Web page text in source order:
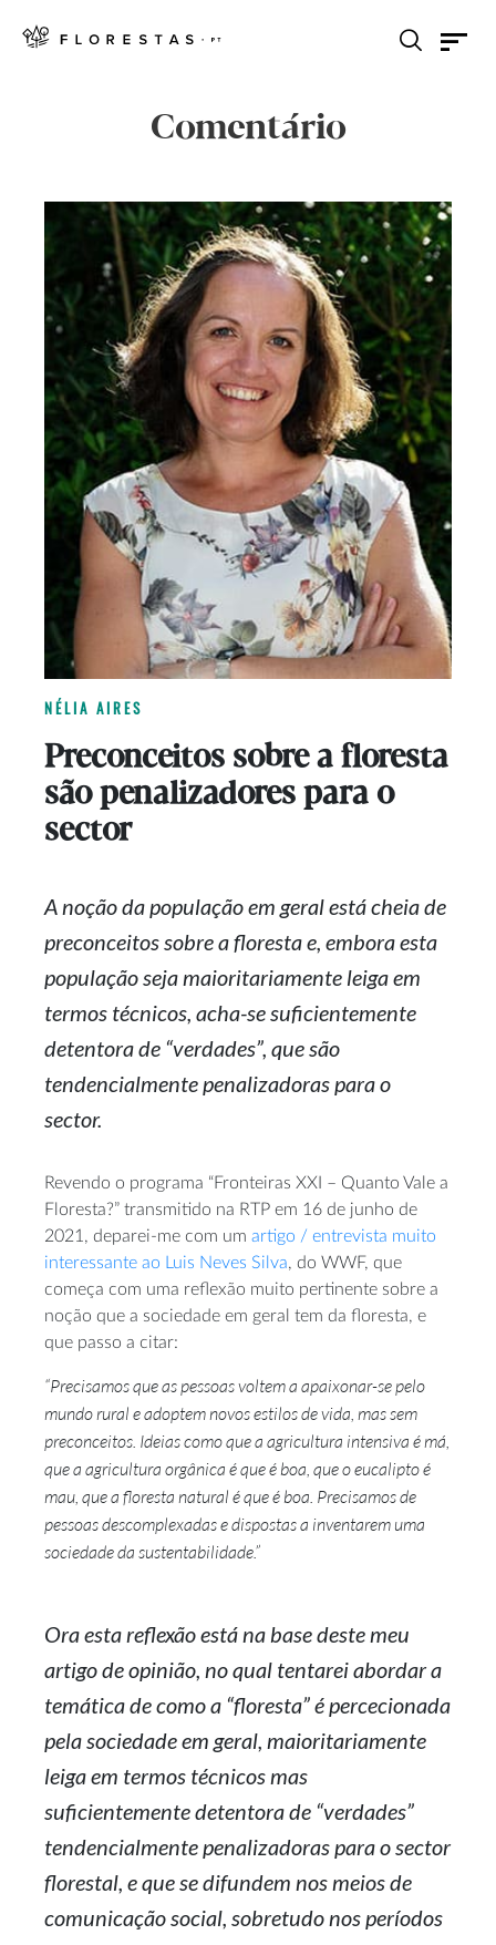
Comentário
NÉLIA AIRES
Preconceitos sobre a floresta
são penalizadores para o
sector
A noção da população em geral está cheia de
preconceitos sobre a floresta e, embora esta
população seja maioritariamente leiga em
termos técnicos, acha-sesuficientemente
detentora de “verdades”, que são
tendencialmente penalizadoras para o
sector.
Revendo o programa “Fronteiras XXI – Quanto Vale a
Floresta?” transmitido na RTP em 16 de junho de
2021, deparei-me com um artigo / entrevista muito
interessante ao Luis Neves Silva, do WWF, que
começa com uma reflexão muito pertinente sobre a
noção que a sociedade em geral tem da floresta, e
que passo a citar:
“Precisamos que as pessoas voltem a apaixonar-sepelo
mundo rural e adoptem novos estilos de vida, mas sem
preconceitos. Ideias como que a agricultura intensiva é má,
que a agricultura orgânica é que é boa, que o eucalipto é
mau, que a floresta natural é que é boa. Precisamos de
pessoas descomplexadas e dispostas a inventarem uma
sociedade da sustentabilidade.”
Ora esta reflexão está na base deste meu
artigo de opinião, no qual tentarei abordar a
temática de como a “floresta” é percecionada
pela sociedade em geral, maioritariamente
leiga em termos técnicos mas
suficientemente detentora de “verdades”
tendencialmente penalizadoras para o sector
florestal, e que se difundem nos meios de
comunicação social, sobretudo nos períodos